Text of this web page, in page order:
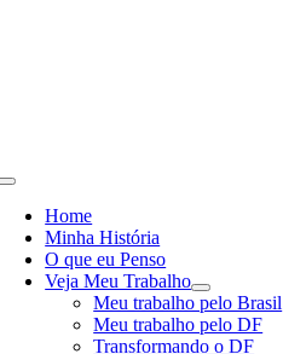
Toggle
NavigationHome
Minha História
O que eu Penso
Veja Meu Trabalho
Meu trabalho pelo Brasil
Meu trabalho pelo DF
Transformando o DF